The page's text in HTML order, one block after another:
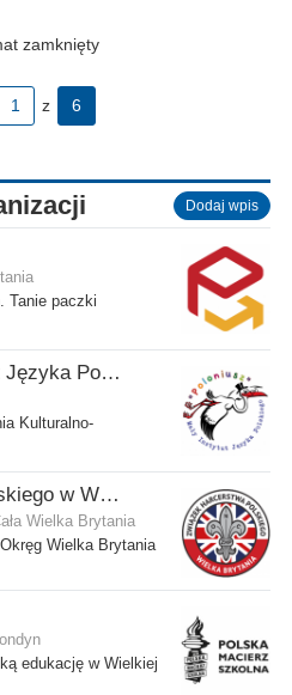
zamknięty
1 z 6
Dodaj wpis
Tanie paczki
Poloniusz - Mały Instytut Języka Polskiego
Kulturalno-
Związek Harcerstwa Polskiego w Wielkiej Brytanii
Wielka Brytania
Wielka Brytania
edukację w Wielkiej